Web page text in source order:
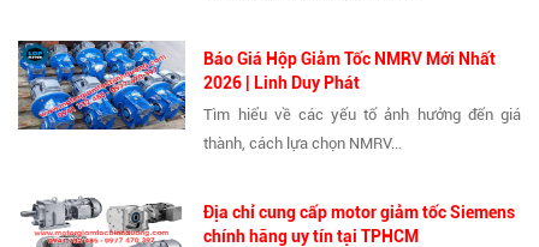
Báo Giá Hộp Giảm Tốc NMRV Mới Nhất
2026 | Linh Duy Phát
Tìm hiểu về các yếu tố ảnh hưởng đến giá
thành, cách lựa chọn NMRV...
Địa chỉ cung cấp motor giảm tốc Siemens
chính hãng uy tín tại TPHCM